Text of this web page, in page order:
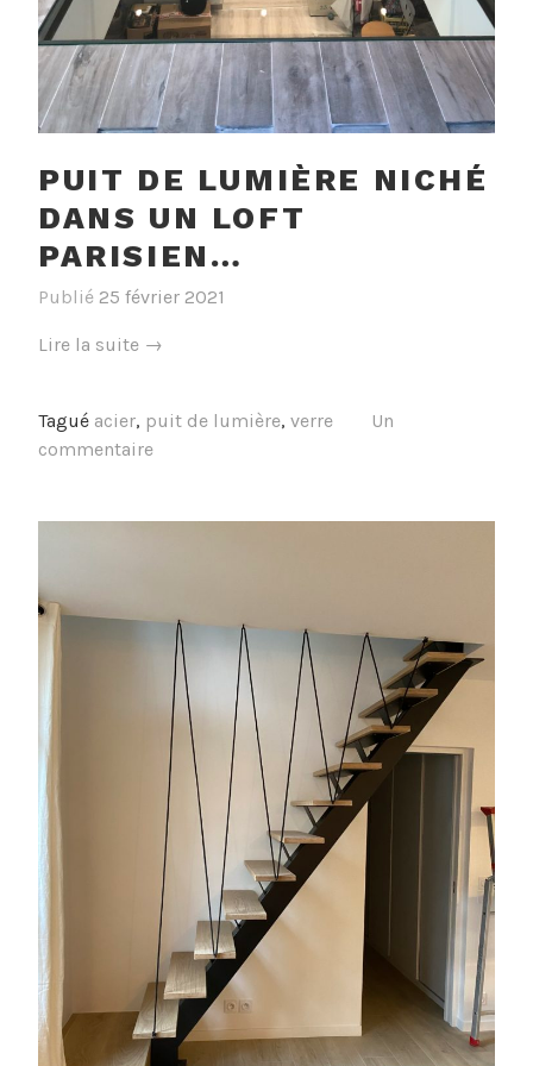
PUIT DE LUMIÈRE NICHÉ
DANS UN LOFT
PARISIEN…
Publié 25 février 2021
Lire la suite « Puit
niché
dans
→
Tagué acier, puit de lumière, verre
Un
commentaire